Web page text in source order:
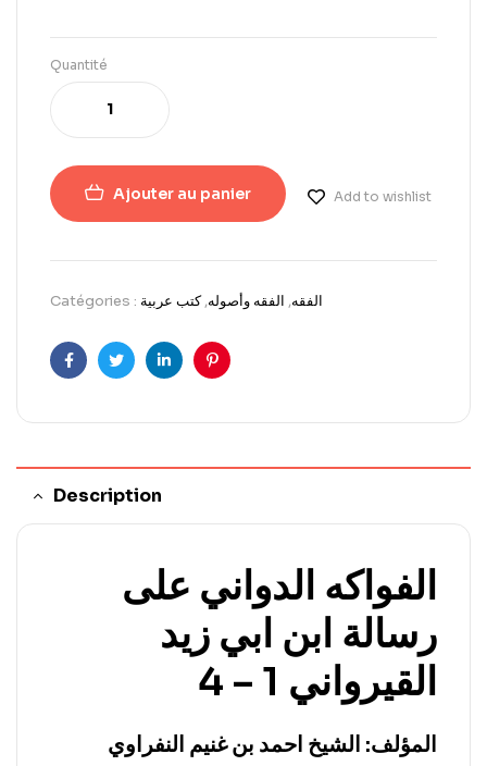
Quantité
Ajouter au panier Add to wishlist
Catégories : الفقه, الفقه وأصوله,كتب عربية
FacebookTwitterLinkedInPinterest
Description
الفواكه الدواني على
رسالة ابن ابي زيد
القيرواني 1 – 4
المؤلف: الشيخ احمد بن غنيم النفراوي